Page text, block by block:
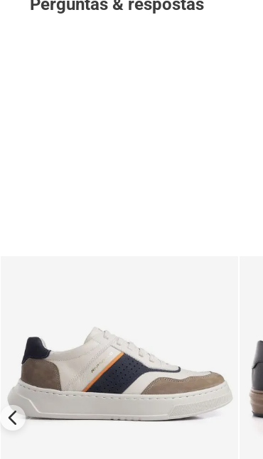
Perguntas & respostas